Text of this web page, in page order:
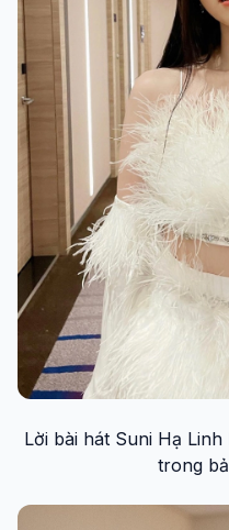
Lời bài hát Suni Hạ
trong